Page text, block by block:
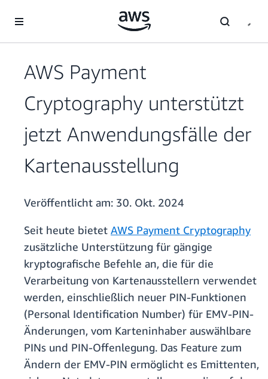
Überspringen zum Hauptinhalt
AWS Payment
Cryptography unterstützt
jetzt Anwendungsfälle der
Kartenausstellung
Veröffentlicht am: 30. Okt. 2024
Seit heute bietet AWS Payment Cryptography
zusätzliche Unterstützung für gängige
kryptografische Befehle an, die für die
Verarbeitung von Kartenausstellern verwendet
werden, einschließlich neuer PIN-Funktionen
(Personal Identification Number) für EMV-PIN-
Änderungen, vom Karteninhaber auswählbare
PINs und PIN-Offenlegung. Das Feature zum
Ändern der EMV-PIN ermöglicht es Emittenten,